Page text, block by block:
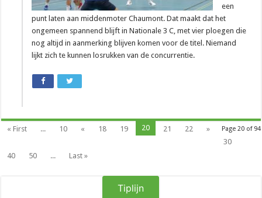
een
punt laten aan middenmoter Chaumont. Dat maakt dat het
ongemeen spannend blijft in Nationale 3 C, met vier ploegen die
nog altijd in aanmerking blijven komen voor de titel. Niemand
lijkt zich te kunnen losrukken van de concurrentie.
Page 20 of 94
« First ... 10 « 18 19 20 21 22
»
30
40
50 ... Last »
Tiplijn